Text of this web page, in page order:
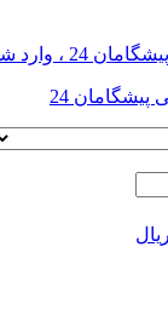
، وارد شوید
ریال